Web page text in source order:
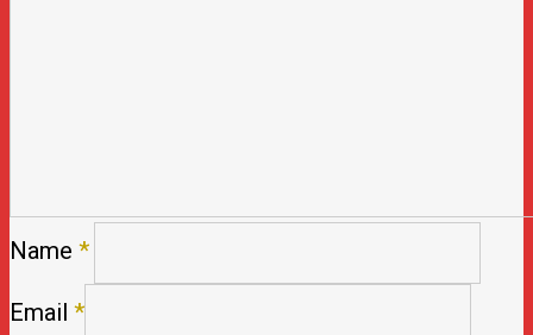
Name *
Email *